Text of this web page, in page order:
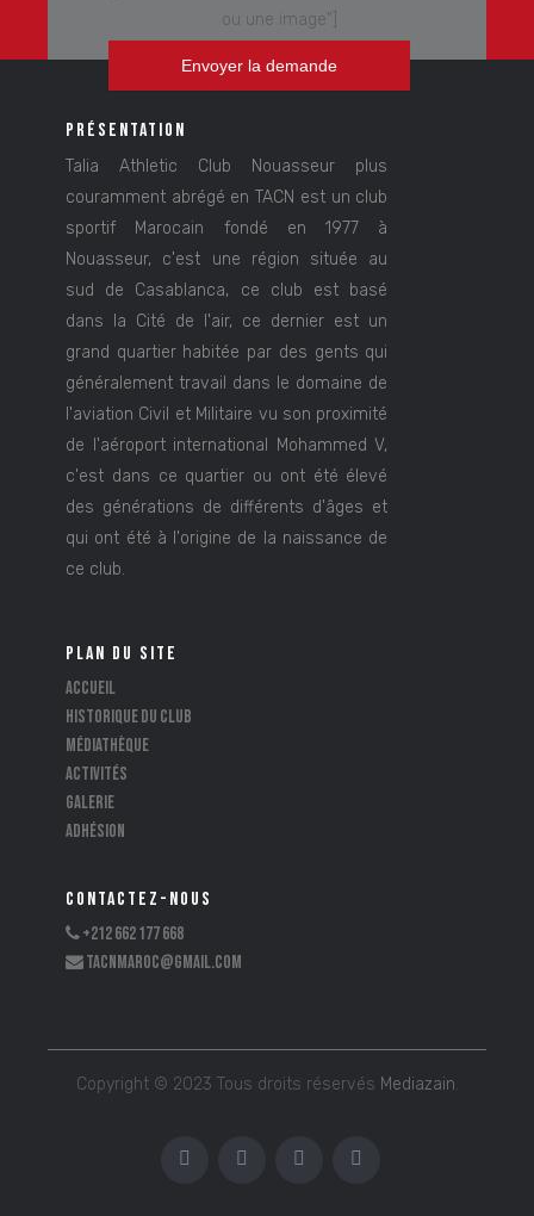
ou une image"]
PRÉSENTATION
Talia Athletic Club Nouasseur plus
couramment abrégé en TACN est un club
sportif Marocain fondé en 1977 à
Nouasseur, c'est une région située au
sud de Casablanca, ce club est basé
dans la Cité de l'air, ce dernier est un
grand quartier habitée par des gents qui
généralement travail dans le domaine de
l'aviation Civil et Militaire vu son proximité
de l'aéroport international Mohammed V,
c'est dans ce quartier ou ont été élevé
des générations de différents d'âges et
qui ont été à l'origine de la naissance de
ce club.
PLAN DU SITE
Accueil
Historique du club
Médiathèque
Activités
Galerie
Adhésion
CONTACTEZ-NOUS
+212 662 177 668
tacnmaroc@gmail.com
Copyright © 2023 Tous droits réservés Mediazain.